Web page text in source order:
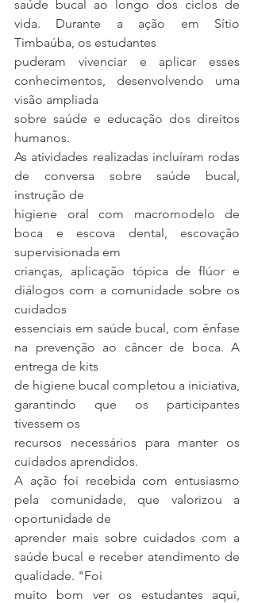
saúde bucal ao longo dos ciclos de
vida. Durante a ação em Sítio
Timbaúba, os estudantes
puderam vivenciar e aplicar esses
conhecimentos, desenvolvendo uma
visão ampliada
sobre saúde e educação dos direitos
humanos.
As atividades realizadas incluíram rodas
de conversa sobre saúde bucal,
instrução de
higiene oral com macromodelo de
boca e escova dental, escovação
supervisionada em
crianças, aplicação tópica de flúor e
diálogos com a comunidade sobre os
cuidados
essenciais em saúde bucal, com ênfase
na prevenção ao câncer de boca. A
entrega de kits
de higiene bucal completou a iniciativa,
garantindo que os participantes
tivessem os
recursos necessários para manter os
cuidados aprendidos.
A ação foi recebida com entusiasmo
pela comunidade, que valorizou a
oportunidade de
aprender mais sobre cuidados com a
saúde bucal e receber atendimento de
qualidade. "Foi
muito bom ver os estudantes aqui,